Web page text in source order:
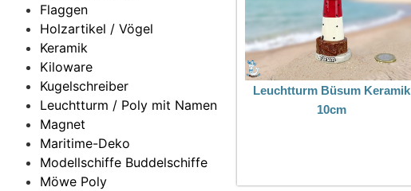
Flaggen
Holzartikel / Vögel
Keramik
Kiloware
Kugelschreiber
Leuchtturm / Poly mit Namen
Magnet
Maritime-Deko
Modellschiffe Buddelschiffe
Möwe Poly
Leuchtturm Büsum Keramik
10cm